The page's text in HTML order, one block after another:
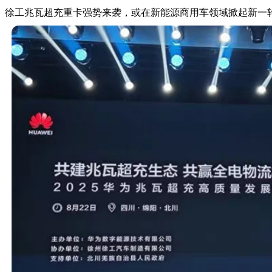
徐工兆瓦超充重卡强势来袭，或在新能源商用车领域掀起新一